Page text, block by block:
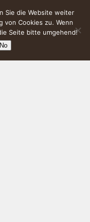
Sie die Website weiter
von Cookies zu. Wenn
Seite bitte umgehend!
No